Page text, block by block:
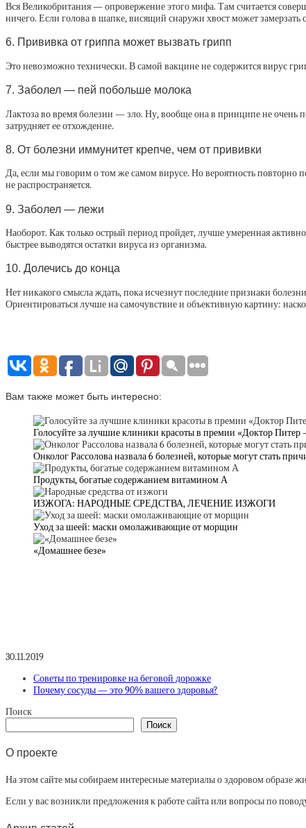
Вся Великобритания — опровержение этого мифа. Там считается
ничего. Если голова в шапке, висящий снаружи хвост может замерзать
6. Прививка от гриппа может вызвать грипп
Это невозможно технически. В самой вакцине не содержится вирус
7. Заболел — пей побольше молока
Лактоза во время болезни — зло. Ну, вообще она в принципе не очень
затрудняет ее отхождение.
8. От болезни иммунитет крепче, чем от прививки
Да, если мы говорим о том же самом вирусе. Но вероятность повторно
не распространяется.
9. Заболел — лежи
Наоборот. Как только острый период пройдет, лучше умеренная
быстрее выводятся остатки вируса из организма.
10. Долечись до конца
Нет никакого смысла ждать, пока исчезнут последние признаки
Ориентироваться лучше на самочувствие и объективную картину:
Вам также может быть интересно:
Голосуйте за лучшие клиники красоты в премии «Доктор Питер
Онколог Рассолова назвала 6 болезней, которые могут стать
Продукты, богатые содержанием витамином А
ИЗЖОГА: НАРОДНЫЕ СРЕДСТВА, ЛЕЧЕНИЕ ИЗЖОГИ
Уход за шеей: маски омолаживающие от морщин
«Домашнее безе»
30.11.2019
Советы по тренировке на беговой дорожке
Почему сосуды — это 90% вашего здоровья?
Поиск
Поиск
О проекте
На этом сайте мы собираем интересные материалы о здоровом образе
Если у вас возникли предложения к работе сайта или вопросы по